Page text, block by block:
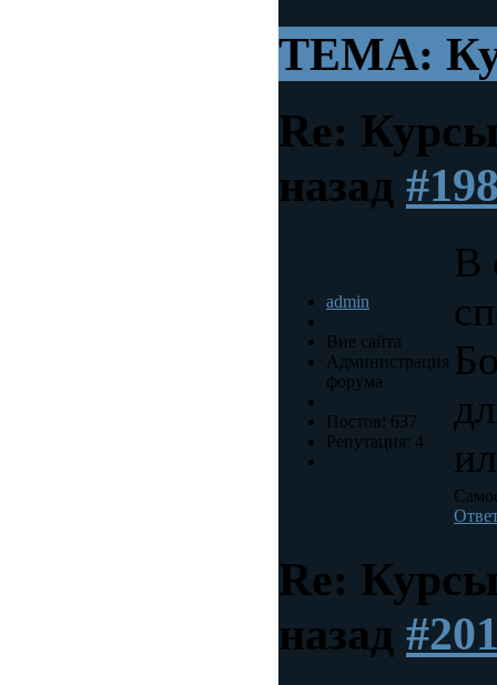
ТЕМА:
Re:
назад
admin
Вне сайта
Администрация
форума
Постов: 637
Репутация: 4
В
Re:
назад